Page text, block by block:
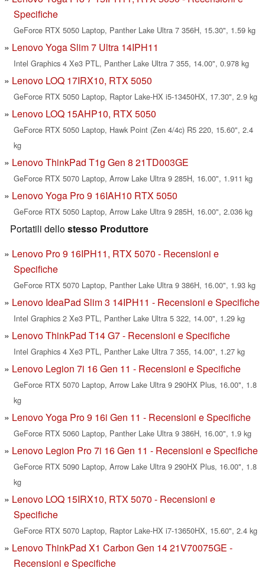
Specifiche
GeForce RTX 5050 Laptop, Panther Lake Ultra 7 356H, 15.30", 1.59 kg
Lenovo Yoga Slim 7 Ultra 14IPH11
Intel Graphics 4 Xe3 PTL, Panther Lake Ultra 7 355, 14.00", 0.978 kg
Lenovo LOQ 17IRX10, RTX 5050
GeForce RTX 5050 Laptop, Raptor Lake-HX i5-13450HX, 17.30", 2.9 kg
Lenovo LOQ 15AHP10, RTX 5050
GeForce RTX 5050 Laptop, Hawk Point (Zen 4/4c) R5 220, 15.60", 2.4
kg
Lenovo ThinkPad T1g Gen 8 21TD003GE
GeForce RTX 5070 Laptop, Arrow Lake Ultra 9 285H, 16.00", 1.911 kg
Lenovo Yoga Pro 9 16IAH10 RTX 5050
GeForce RTX 5050 Laptop, Arrow Lake Ultra 9 285H, 16.00", 2.036 kg
Portatili dellostesso Produttore
Lenovo Pro 9 16IPH11, RTX 5070 - Recensioni e
Specifiche
GeForce RTX 5070 Laptop, Panther Lake Ultra 9 386H, 16.00", 1.93 kg
Lenovo IdeaPad Slim 3 14IPH11 - Recensioni e Specifiche
Intel Graphics 2 Xe3 PTL, Panther Lake Ultra 5 322, 14.00", 1.29 kg
Lenovo ThinkPad T14 G7 - Recensioni e Specifiche
Intel Graphics 4 Xe3 PTL, Panther Lake Ultra 7 355, 14.00", 1.27 kg
Lenovo Legion 7i 16 Gen 11 - Recensioni e Specifiche
GeForce RTX 5070 Laptop, Arrow Lake Ultra 9 290HX Plus, 16.00", 1.8
kg
Lenovo Yoga Pro 9 16i Gen 11 - Recensioni e Specifiche
GeForce RTX 5060 Laptop, Panther Lake Ultra 9 386H, 16.00", 1.9 kg
Lenovo Legion Pro 7i 16 Gen 11 - Recensioni e Specifiche
GeForce RTX 5090 Laptop, Arrow Lake Ultra 9 290HX Plus, 16.00", 1.8
kg
Lenovo LOQ 15IRX10, RTX 5070 - Recensioni e
Specifiche
GeForce RTX 5070 Laptop, Raptor Lake-HX i7-13650HX, 15.60", 2.4 kg
Lenovo ThinkPad X1 Carbon Gen 14 21V70075GE -
Recensioni e Specifiche